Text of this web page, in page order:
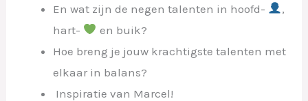
En wat zijn de negen talenten in hoofd-
,
hart-
en buik?
Hoe breng je jouw krachtigste talenten met
elkaar in balans?
Inspiratie van Marcel!